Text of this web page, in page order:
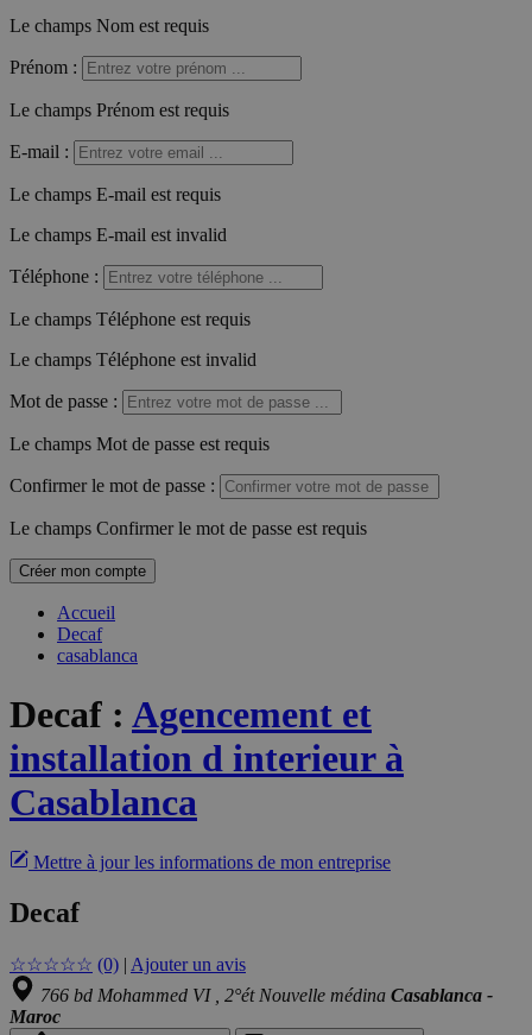
Le champs Nom est requis
Prénom :
Le champs Prénom est requis
E-mail :
Le champs E-mail est requis
Le champs E-mail est invalid
Téléphone :
Le champs Téléphone est requis
Le champs Téléphone est invalid
Mot de passe :
Le champs Mot de passe est requis
Confirmer le mot de passe :
Le champs Confirmer le mot de passe est requis
Créer mon compte
Accueil
Decaf
casablanca
Decaf : Agencement et
installation d interieur à
Casablanca
Mettre à jour les informations de mon entreprise
Decaf
☆☆☆☆☆ (0) | Ajouter un avis
766 bd Mohammed VI , 2°ét Nouvelle médina Casablanca -
Maroc